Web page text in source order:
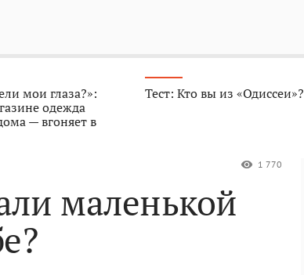
мои глаза?»:
одежда
— вгоняет в
Тест: Кто вы из «Одиссеи»?
1 770
маленькой